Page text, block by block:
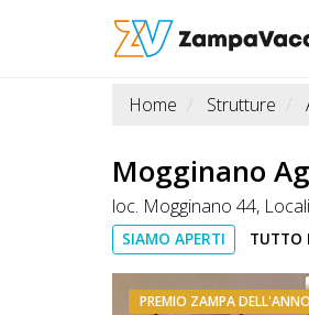
STRUTTURE
LUOGHI
Home Strutture
Mogginano
loc. Mogginano 44,
SIAMO APERTI TUTTO
PREMIO ZAMPA DELL'ANNO